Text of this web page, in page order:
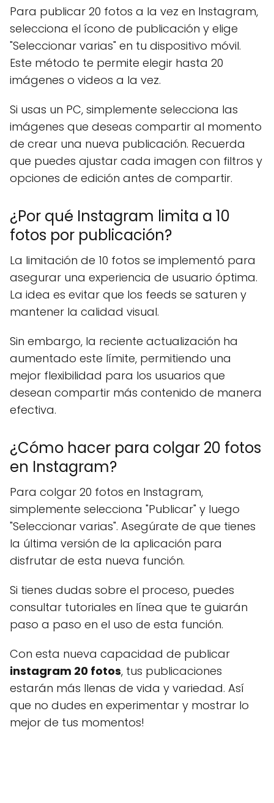
Para publicar 20 fotos a la vez en Instagram,
selecciona el ícono de publicación y elige
"Seleccionar varias" en tu dispositivo móvil.
Este método te permite elegir hasta 20
imágenes o videos a la vez.
Si usas un PC, simplemente selecciona las
imágenes que deseas compartir al momento
de crear una nueva publicación. Recuerda
que puedes ajustar cada imagen con filtros y
opciones de edición antes de compartir.
¿Por qué Instagram limita a 10
fotos por publicación?
La limitación de 10 fotos se implementó para
asegurar una experiencia de usuario óptima.
La idea es evitar que los feeds se saturen y
mantener la calidad visual.
Sin embargo, la reciente actualización ha
aumentado este límite, permitiendo una
mejor flexibilidad para los usuarios que
desean compartir más contenido de manera
efectiva.
¿Cómo hacer para colgar 20 fotos
en Instagram?
Para colgar 20 fotos en Instagram,
simplemente selecciona "Publicar" y luego
"Seleccionar varias". Asegúrate de que tienes
la última versión de la aplicación para
disfrutar de esta nueva función.
Si tienes dudas sobre el proceso, puedes
consultar tutoriales en línea que te guiarán
paso a paso en el uso de esta función.
Con esta nueva capacidad de publicar
instagram 20 fotos, tus publicaciones
estarán más llenas de vida y variedad. Así
que no dudes en experimentar y mostrar lo
mejor de tus momentos!